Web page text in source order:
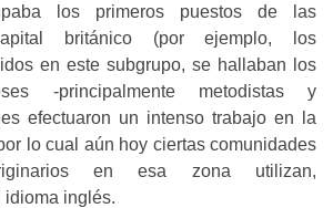
los primeros puestos de las
británico (por ejemplo, los
en este subgrupo, se hallaban los
-principalmente metodistas y
efectuaron un intenso trabajo en la
lo cual aún hoy ciertas comunidades
en esa zona utilizan,
idioma inglés.